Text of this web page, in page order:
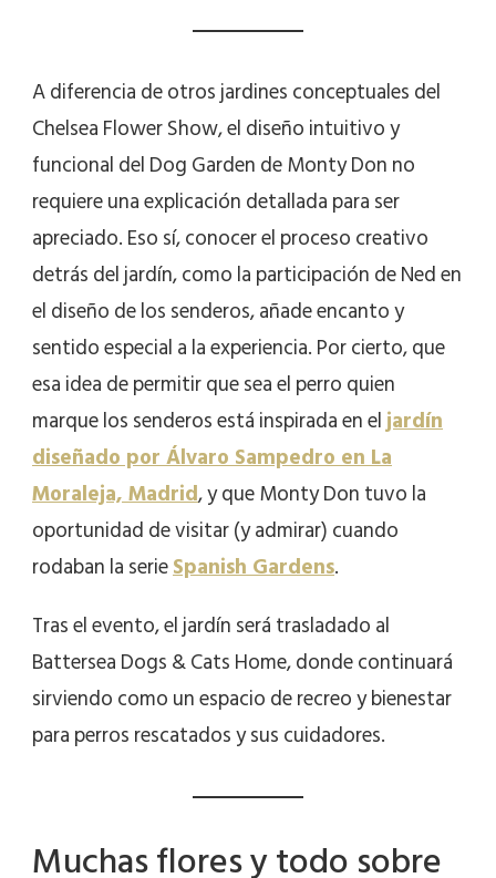
A diferencia de otros jardines conceptuales del
Chelsea Flower Show, el diseño intuitivo y
funcional del Dog Garden de Monty Don no
requiere una explicación detallada para ser
apreciado. Eso sí, conocer el proceso creativo
detrás del jardín, como la participación de Ned en
el diseño de los senderos, añade encanto y
sentido especial a la experiencia. Por cierto, que
esa idea de permitir que sea el perro quien
marque los senderos está inspirada en eljardín
diseñado por Álvaro Sampedro en La
Moraleja, Madrid, y que Monty Don tuvo la
oportunidad de visitar (y admirar) cuando
rodaban la serieSpanish Gardens.
Tras el evento, el jardín será trasladado al
Battersea Dogs & Cats Home, donde continuará
sirviendo como un espacio de recreo y bienestar
para perros rescatados y sus cuidadores.
Muchas flores y todo sobre